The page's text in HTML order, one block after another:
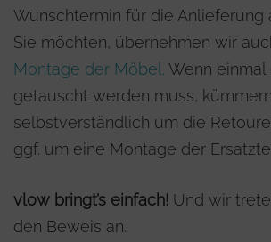
Wunschtermin für die Anlieferung
Sie möchten, übernehmen wir
Montage der Möbel. Wenn einmal
getauscht werden muss,
selbstverständlich um die
ggf. um eine Montage der
vlow bringt’s einfach! Und wir
den Beweis an.